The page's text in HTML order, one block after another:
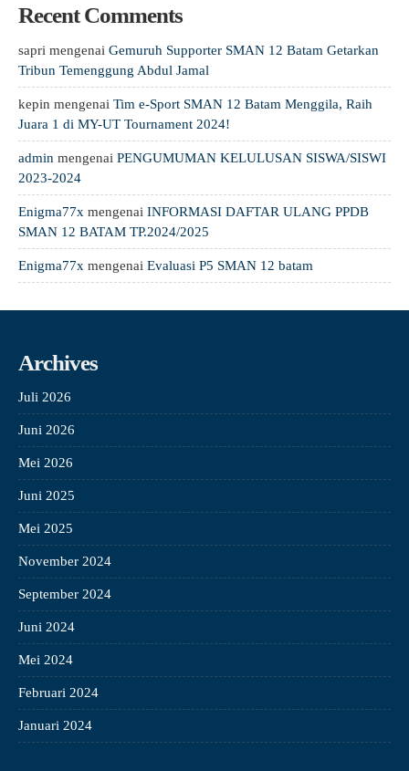
Recent Comments
sapri mengenai Gemuruh Supporter SMAN 12 Batam Getarkan
Tribun Temenggung Abdul Jamal
kepin mengenai Tim e-Sport SMAN 12 Batam Menggila, Raih
Juara 1 di MY-UT Tournament 2024!
admin mengenai PENGUMUMAN KELULUSAN SISWA/SISWI
2023-2024
Enigma77x mengenai INFORMASI DAFTAR ULANG PPDB
SMAN 12 BATAM TP.2024/2025
Enigma77x mengenai Evaluasi P5 SMAN 12 batam
Archives
Juli 2026
Juni 2026
Mei 2026
Juni 2025
Mei 2025
November 2024
September 2024
Juni 2024
Mei 2024
Februari 2024
Januari 2024